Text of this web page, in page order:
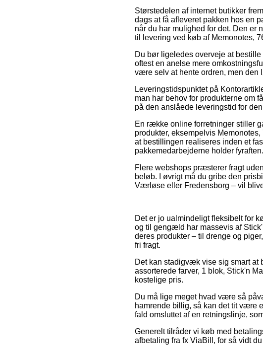
Størstedelen af internet butikker
dags at få afleveret pakken hos en
når du har mulighed for det. Den er
til levering ved køb af Memonotes,
Du bør ligeledes overveje at
oftest en anelse mere
være selv at hente ordren, men den
Leveringstidspunktet på
man har behov for produkterne om
på den anslåede leveringstid for
En række online forretninger stiller
produkter, eksempelvis
at bestillingen realiseres inden et
pakkemedarbejderne holder fyraften.
Flere webshops præsterer fragt
beløb. I øvrigt må du gribe den
Værløse eller Fredensborg – vil
Det er jo ualmindeligt fleksibelt for
og til gengæld har massevis af
deres produkter – til drenge og
fri fragt.
Det kan stadigvæk vise sig smart at
assorterede farver, 1 blok, Stick'n
kostelige pris.
Du må lige meget hvad være så
hamrende billig, så kan det tit være
fald omsluttet af en retningslinje,
Generelt tilråder vi køb med
afbetaling fra fx ViaBill, for så vidt